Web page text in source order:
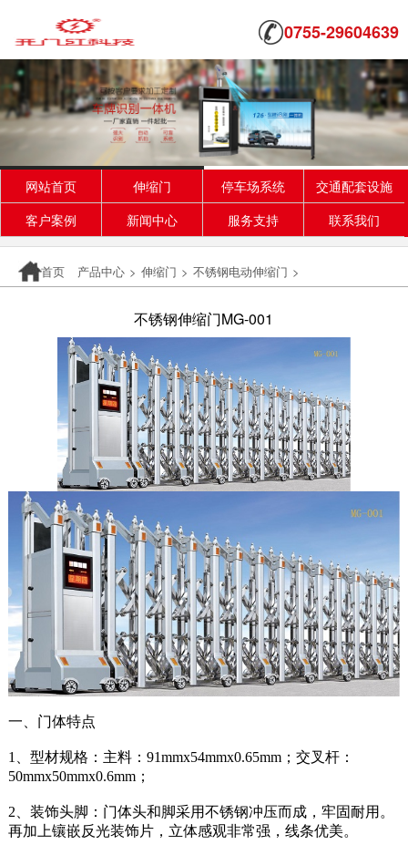
0755-29604639
网站首页 伸缩门 停车场系统
交通配套设施
客户案例
新闻中心 服务支持 联系我们
首页 产品中心 > 伸缩门 > 不锈钢电动伸缩门 >
不锈钢伸缩门MG-001
一、门体特点
1、型材规格：主料：91mmx54mmx0.65mm；交叉杆：
50mmx50mmx0.6mm；
2、装饰头脚：门体头和脚采用不锈钢冲压而成，牢固耐用。
再加上镶嵌反光装饰片，立体感观非常强，线条优美。